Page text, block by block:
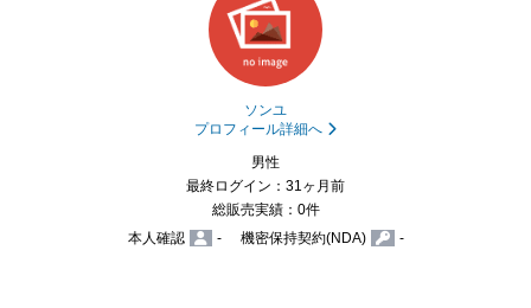
ソンユ
プロフィール詳細へ
男性
最終ログイン：31ヶ月前
総販売実績：0件
本人確認
- 機密保持契約(NDA) -